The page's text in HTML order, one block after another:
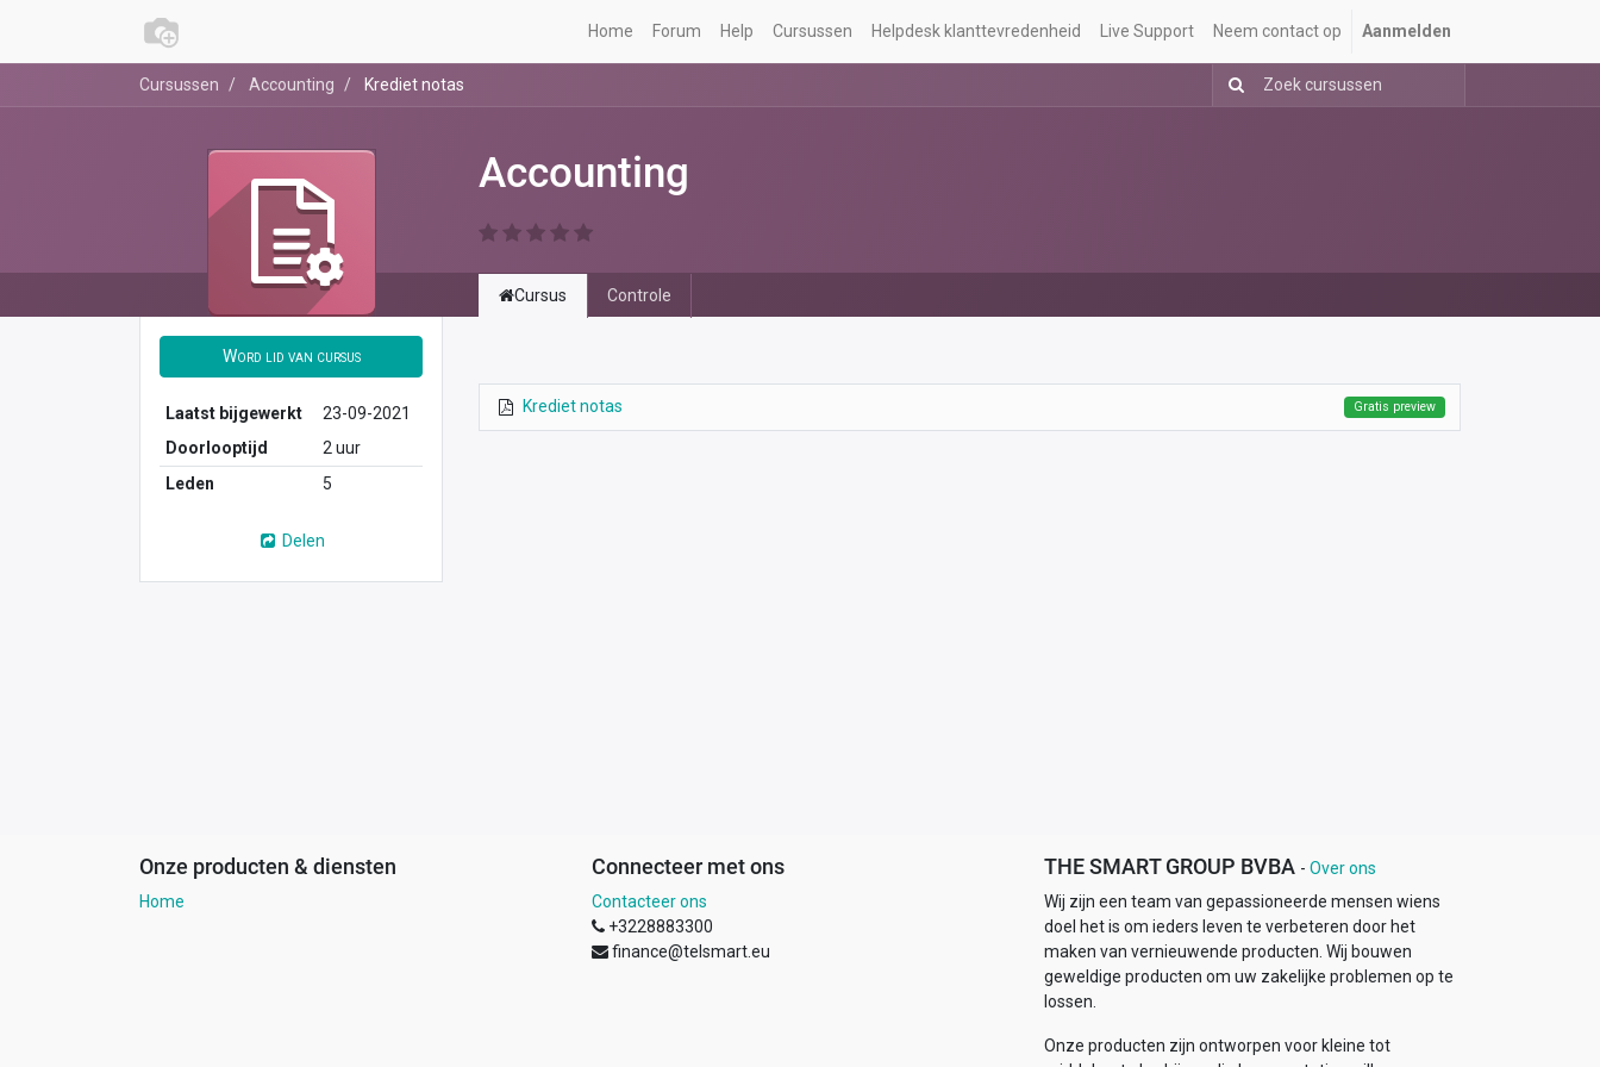
Home Forum Help Cursussen Helpdesk klanttevredenheid Live Support Neem contact op Aanmelden
Cursussen Accounting Krediet notas
Accounting
Word lid van cursus
Laatst bijgewerkt
23-09-2021
Doorlooptijd
2 uur
Leden
5
Delen
Cursus Controle
Krediet notas Gratis preview
Onze producten & diensten
Home
Connecteer met ons
Contacteer ons
+3228883300
finance@telsmart.eu
THE SMART GROUP BVBA - Over ons
Wij zijn een team van gepassioneerde mensen wiens
doel het is om ieders leven te verbeteren door het
maken van vernieuwende producten. Wij bouwen
geweldige producten om uw zakelijke problemen op te
lossen.
Onze producten zijn ontworpen voor kleine tot